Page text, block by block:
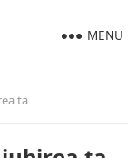
MENU
ta